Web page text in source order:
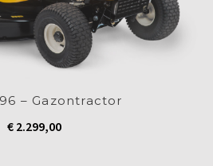
– Gazontractor
€ 2.299,00